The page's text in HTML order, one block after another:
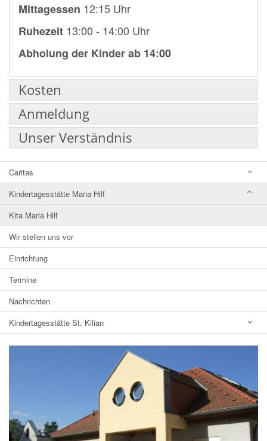
Mittagessen 12:15 Uhr
Ruhezeit 13:00 - 14:00 Uhr
Abholung der Kinder ab 14:00
Kosten
Anmeldung
Unser Verständnis
Caritas
Kindertagesstätte Maria Hilf
Kita Maria Hilf
Wir stellen uns vor
Einrichtung
Termine
Nachrichten
Kindertagesstätte St. Kilian